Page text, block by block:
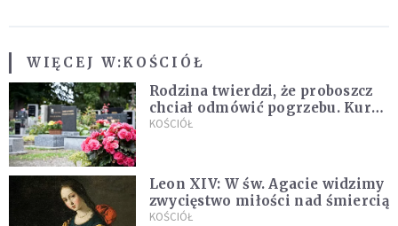
WIĘCEJ W:KOŚCIÓŁ
Rodzina twierdzi, że proboszcz
chciał odmówić pogrzebu. Kuria
zapowiada wyjaśnienia
KOŚCIÓŁ
Leon XIV: W św. Agacie widzimy
zwycięstwo miłości nad śmiercią
KOŚCIÓŁ